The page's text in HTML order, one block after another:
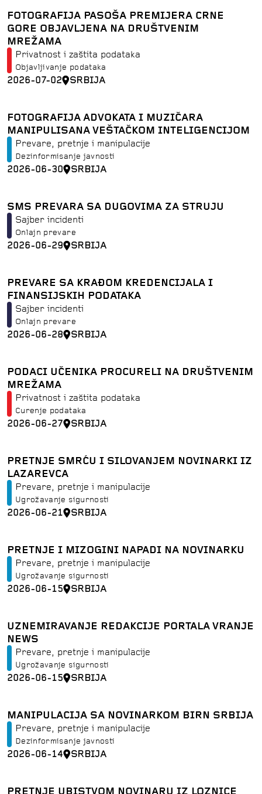
FOTOGRAFIJA PASOŠA PREMIJERA CRNE
GORE OBJAVLJENA NA DRUŠTVENIM
MREŽAMA
Privatnost i zaštita podataka
Objavljivanje podataka
2026-07-02 SRBIJA
FOTOGRAFIJA ADVOKATA I MUZIČARA
MANIPULISANA VEŠTAČKOM INTELIGENCIJOM
Prevare, pretnje i manipulacije
Dezinformisanje javnosti
2026-06-30 SRBIJA
SMS PREVARA SA DUGOVIMA ZA STRUJU
Sajber incidenti
Onlajn prevare
2026-06-29 SRBIJA
PREVARE SA KRAĐOM KREDENCIJALA I
FINANSIJSKIH PODATAKA
Sajber incidenti
Onlajn prevare
2026-06-28 SRBIJA
PODACI UČENIKA PROCURELI NA DRUŠTVENIM
MREŽAMA
Privatnost i zaštita podataka
Curenje podataka
2026-06-27 SRBIJA
PRETNJE SMRĆU I SILOVANJEM NOVINARKI IZ
LAZAREVCA
Prevare, pretnje i manipulacije
Ugrožavanje sigurnosti
2026-06-21 SRBIJA
PRETNJE I MIZOGINI NAPADI NA NOVINARKU
Prevare, pretnje i manipulacije
Ugrožavanje sigurnosti
2026-06-15 SRBIJA
UZNEMIRAVANJE REDAKCIJE PORTALA VRANJE
NEWS
Prevare, pretnje i manipulacije
Ugrožavanje sigurnosti
2026-06-15 SRBIJA
MANIPULACIJA SA NOVINARKOM BIRN SRBIJA
Prevare, pretnje i manipulacije
Dezinformisanje javnosti
2026-06-14 SRBIJA
PRETNJE UBISTVOM NOVINARU IZ LOZNICE